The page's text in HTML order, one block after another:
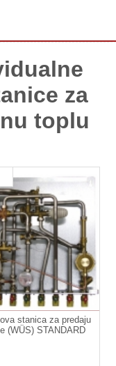
za
toplu
stanica za predaju
(WÜS) STANDARD